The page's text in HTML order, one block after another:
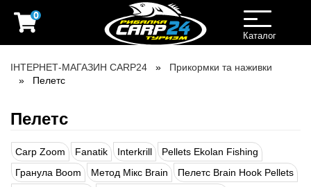
0
Toggle
navigation
Каталог
ІНТЕРНЕТ-МАГАЗИН CARP24
Прикормки та наживки
Пелетс
Пелетс
Carp Zoom Fanatik Interkrill
Pellets Ekolan Fishing
Гранула Boom
Метод Мікс Brain
Пелетс Brain Hook Pellets